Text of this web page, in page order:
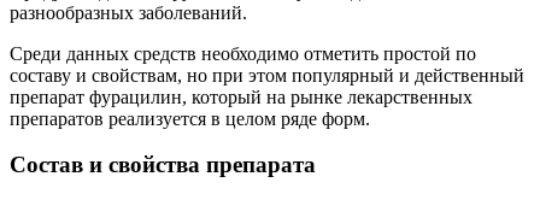
разнообразных заболеваний.
Среди данных средств необходимо отметить простой по
составу и свойствам, но при этом популярный и действенный
препарат фурацилин, который на рынке лекарственных
препаратов реализуется в целом ряде форм.
Состав и свойства препарата